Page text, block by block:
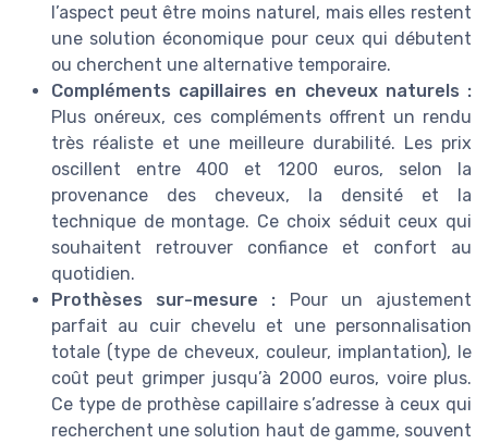
l’aspect peut être moins naturel, mais elles restent
une solution économique pour ceux qui débutent
ou cherchent une alternative temporaire.
Compléments capillaires en cheveux naturels :
Plus onéreux, ces compléments offrent un rendu
très réaliste et une meilleure durabilité. Les prix
oscillent entre 400 et 1200 euros, selon la
provenance des cheveux, la densité et la
technique de montage. Ce choix séduit ceux qui
souhaitent retrouver confiance et confort au
quotidien.
Prothèses sur-mesure : Pour un ajustement
parfait au cuir chevelu et une personnalisation
totale (type de cheveux, couleur, implantation), le
coût peut grimper jusqu’à 2000 euros, voire plus.
Ce type de prothèse capillaire s’adresse à ceux qui
recherchent une solution haut de gamme, souvent